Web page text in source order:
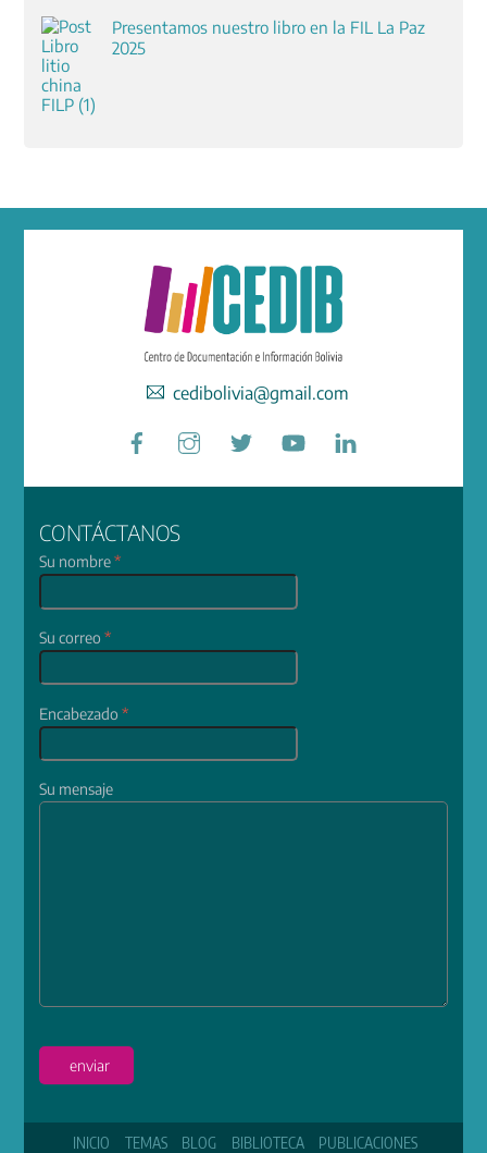
Presentamos nuestro libro en la FIL La Paz
2025
cedibolivia@gmail.com
Facebook
CONTÁCTANOS
Su nombre*
Su correo*
Encabezado*
Su mensaje
enviar
INICIO TEMAS BLOG BIBLIOTECA PUBLICACIONES